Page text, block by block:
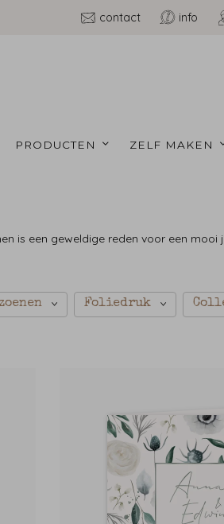
contact info
PRODUCTEN ZELF MAKEN
is een geweldige reden voor een mooi
Foliedruk